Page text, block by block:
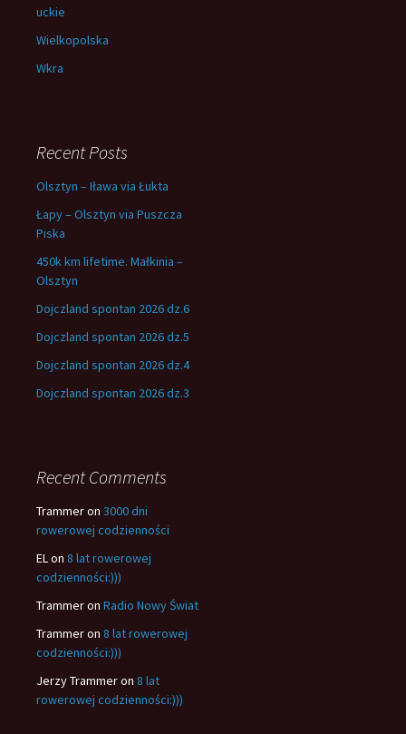
uckie
Wielkopolska
Wkra
Recent Posts
Olsztyn – Iława via Łukta
Łapy – Olsztyn via Puszcza
Piska
450k km lifetime. Małkinia –
Olsztyn
Dojczland spontan 2026 dz.6
Dojczland spontan 2026 dz.5
Dojczland spontan 2026 dz.4
Dojczland spontan 2026 dz.3
Recent Comments
Trammeron 3000 dni
rowerowej codzienności
ELon 8 lat rowerowej
codzienności:)))
Trammeron Radio Nowy Świat
Trammeron 8 lat rowerowej
codzienności:)))
Jerzy Trammeron 8 lat
rowerowej codzienności:)))